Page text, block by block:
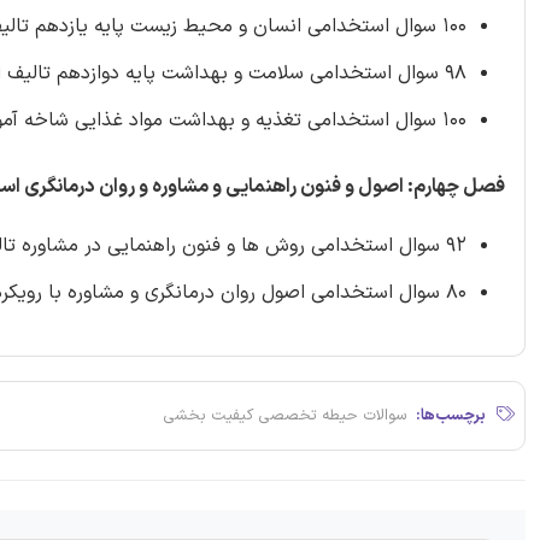
100 سوال استخدامی انسان و محیط زیست پایه یازدهم تالیف ایران عرضه 1402
98 سوال استخدامی سلامت و بهداشت پایه دوازدهم تالیف ایران عرضه 1402
100 سوال استخدامی تغذیه و بهداشت مواد غذایی شاخه آموزش فنی و حرفه ای تالیف ایران عرضه 1402
فصل چهارم: اصول و فنون راهنمایی و مشاوره و روان درمانگری
92 سوال استخدامی روش ها و فنون راهنمایی در مشاوره تالیف ایران عرضه 1402
80 سوال استخدامی اصول روان درمانگری و مشاوره با رویکرد اسلامی تالیف ایران عرضه 1402
برچسب‌ها: سوالات حیطه تخصصی کیفیت بخشی